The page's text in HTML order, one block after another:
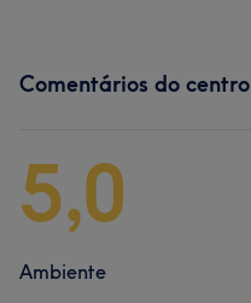
Comentários do centro
5,0
Ambiente